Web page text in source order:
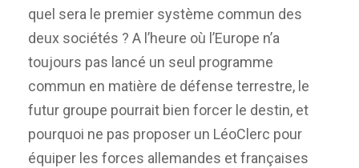
quel sera le premier système commun des
deux sociétés ? A l’heure où l’Europe n’a
toujours pas lancé un seul programme
commun en matière de défense terrestre, le
futur groupe pourrait bien forcer le destin, et
pourquoi ne pas proposer un LéoClerc pour
équiper les forces allemandes et françaises